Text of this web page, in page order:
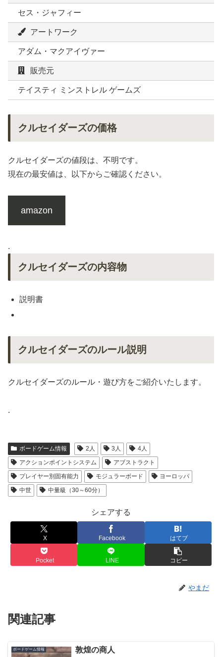
セス・ジャフィー
アートワーク
アダム・マクアイヴァー
販売元
テイスティ ミンストレル ゲームズ
クルセイダーズの価格
クルセイダーズの値段は、不明です。
現在の最安値は、以下からご確認ください。
amazon
.
クルセイダーズの内容物
説明書
クルセイダーズのルール説明
クルセイダーズのルール・遊び方をご紹介いたします。
.
ボードゲーム情報 2人 3人
4人
アクションポイントシステム
アブストラクト
プレイヤー別固有能力
モジュラーボード
ヨーロッパ
中世
中量級（30～60分）
シェアする
X Facebook はてブ
Pocket LINE コピー
やまだ
関連記事
ボードゲーム情報 敦煌の商人